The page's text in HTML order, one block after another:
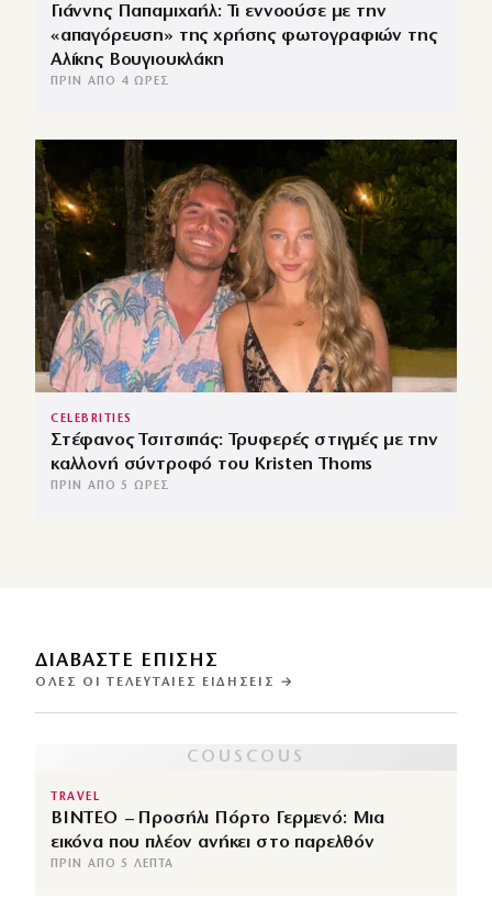
Γιάννης Παπαμιχαήλ: Τι εννοούσε με την
«απαγόρευση» της χρήσης φωτογραφιών της
Αλίκης Βουγιουκλάκη
ΠΡΙΝ ΑΠΌ 4 ΏΡΕΣ
CELEBRITIES
Στέφανος Τσιτσιπάς: Τρυφερές στιγμές με την
καλλονή σύντροφό του Kristen Thoms
ΠΡΙΝ ΑΠΌ 5 ΏΡΕΣ
ΔΙΑΒΑΣΤΕ ΕΠΙΣΗΣ
ΌΛΕΣ ΟΙ ΤΕΛΕΥΤΑΊΕΣ ΕΙΔΉΣΕΙΣ →
TRAVEL
ΒΙΝΤΕΟ – Προσήλι Πόρτο Γερμενό: Μια
εικόνα που πλέον ανήκει στο παρελθόν
ΠΡΙΝ ΑΠΌ 5 ΛΕΠΤΆ